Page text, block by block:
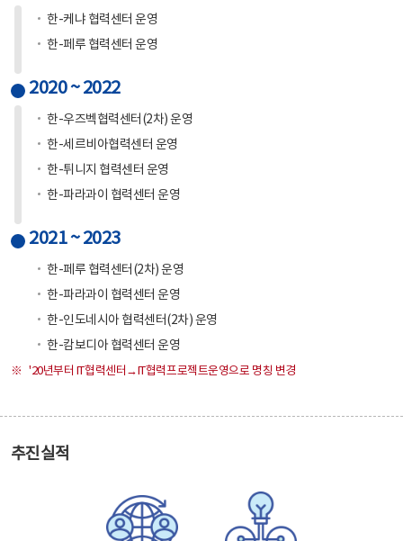
한-케냐 협력센터 운영
한-페루 협력센터 운영
2020 ~ 2022
한-우즈벡협력센터(2차) 운영
한-세르비아협력센터 운영
한-튀니지 협력센터 운영
한-파라과이 협력센터 운영
2021 ~ 2023
한-페루 협력센터(2차) 운영
한-파라과이 협력센터 운영
한-인도네시아 협력센터(2차) 운영
한-캄보디아 협력센터 운영
'20년부터 IT협력센터→IT협력프로젝트운영으로 명칭 변경
추진실적